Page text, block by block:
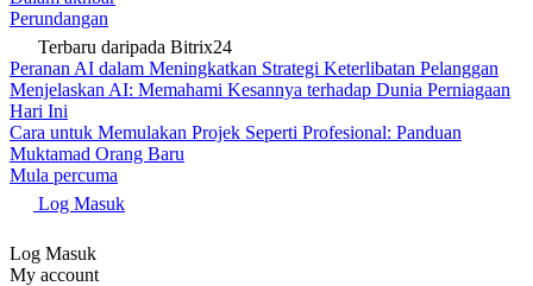
Perundangan
Terbaru daripada Bitrix24
Peranan AI dalam Meningkatkan Strategi Keterlibatan Pelanggan
Menjelaskan AI: Memahami Kesannya terhadap Dunia Perniagaan
Hari Ini
Cara untuk Memulakan Projek Seperti Profesional: Panduan
Muktamad Orang Baru
Mula percuma
Log Masuk
Log Masuk
My account